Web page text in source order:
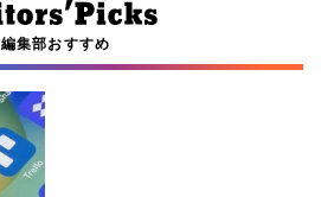
編集部おすすめ